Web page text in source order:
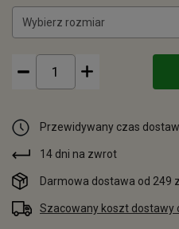
Wybierz rozmiar
Przewidywany czas
14 dni na zwrot
Darmowa dostawa od 249
Szacowany koszt dostawy